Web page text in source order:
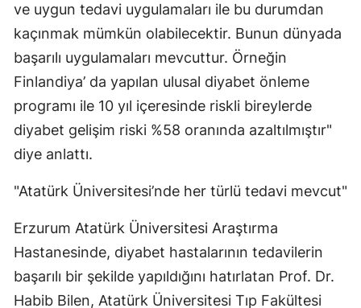
ve uygun tedavi uygulamaları ile bu durumdan
kaçınmak mümkün olabilecektir. Bunun dünyada
başarılı uygulamaları mevcuttur. Örneğin
Finlandiya’ da yapılan ulusal diyabet önleme
programı ile 10 yıl içeresinde riskli bireylerde
diyabet gelişim riski %58 oranında azaltılmıştır"
diye anlattı.
"Atatürk Üniversitesi’nde her türlü tedavi mevcut"
Erzurum Atatürk Üniversitesi Araştırma
Hastanesinde, diyabet hastalarının tedavilerin
başarılı bir şekilde yapıldığını hatırlatan Prof. Dr.
Habib Bilen, Atatürk Üniversitesi Tıp Fakültesi